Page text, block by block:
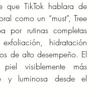
que TikTok hablara de
como un “must”, Tree
por rutinas completas
hidratación
de alto desempeño. El
visiblemente más
y luminosa desde el